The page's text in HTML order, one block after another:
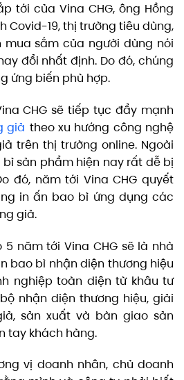
tới của Vina CHG, ông Hồng
Covid-19, thị trường tiêu dùng,
mua sắm của người dùng nói
đổi nhất định. Do đó, chúng
ứng biến phù hợp.
CHG sẽ tiếp tục đẩy mạnh
giả theo xu hướng công nghệ
trên thị trường online. Ngoài
sản phẩm hiện nay rất dễ bị
đó, năm tới Vina CHG quyết
in ấn bao bì ứng dụng các
giả.
năm tới Vina CHG sẽ là nhà
bao bì nhận diện thương hiệu
nghiệp toàn diện từ khâu tư
nhận diện thương hiệu, giải
sản xuất và bàn giao sản
tay khách hàng.
vị doanh nhân, chủ doanh